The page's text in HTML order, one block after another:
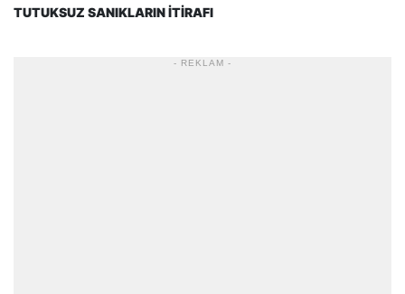
TUTUKSUZ SANIKLARIN İTİRAFI
- REKLAM -